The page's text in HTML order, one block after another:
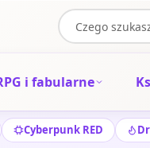
i fabularne
Cyberpunk RED